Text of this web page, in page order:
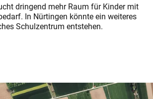
dringend mehr Raum für Kinder mit
In Nürtingen könnte ein weiteres
Schulzentrum entstehen.